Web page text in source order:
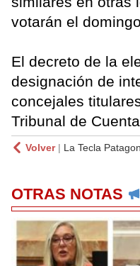
votarán el
El decreto de la
designación de
concejales
Tribunal de
Volver| La Tecla
OTRAS NOTAS